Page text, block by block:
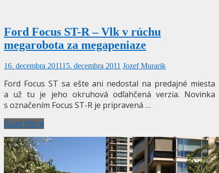
Ford Focus ST-R – Vlk v rúchu
megarobota za megapeniaze
16. decembra 201115. decembra 2011 Jozef Murarik
Ford Focus ST sa ešte ani nedostal na predajné miesta
a už tu je jeho okruhová odľahčená verzia. Novinka
s označením Focus ST-R je pripravená …
Read More